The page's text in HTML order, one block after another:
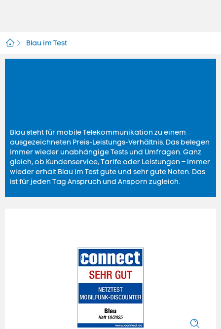
Blau im Test
Blau steht für mobile Telekommunikation zu einem
ausgezeichneten Preis-Leistungs-Verhältnis. Das belegen
immer wieder unabhängige Tests und Umfragen. Ganz
gleich, ob Kundenservice, Tarife oder Leistungen – immer
wieder erhält Blau im Test gute und sehr gute Noten. Das
ist für jeden Tag Anspruch und Ansporn zugleich.